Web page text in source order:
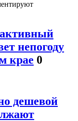
активный
непогоду
крае 0
дешевой